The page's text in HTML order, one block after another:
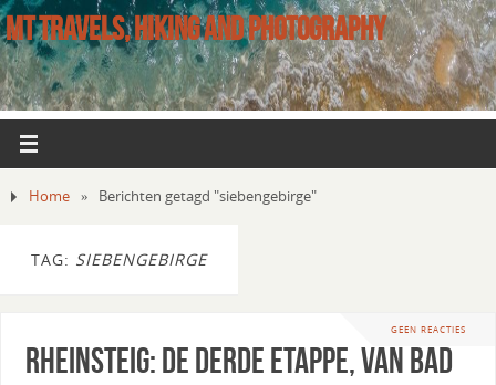
MT TRAVELS, HIKING AND PHOTOGRAPHY
Home » Berichten getagd "siebengebirge"
TAG: SIEBENGEBIRGE
GEEN REACTIES
Rheinsteig: de derde etappe, van Bad